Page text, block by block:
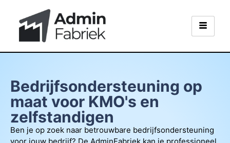
Bedrijfsondersteuning op
maat voor KMO's en
zelfstandigen
Ben je op zoek naar betrouwbare bedrijfsondersteuning